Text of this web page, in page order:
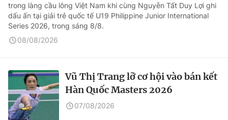
trong làng cầu lông Việt Nam khi cùng Nguyễn Tất Duy Lợi ghi
dấu ấn tại giải trẻ quốc tế U19 Philippine Junior International
Series 2026, trong sáng 8/8.
08/08/2026
Vũ Thị Trang lỡ cơ hội vào bán kết
Hàn Quốc Masters 2026
07/08/2026